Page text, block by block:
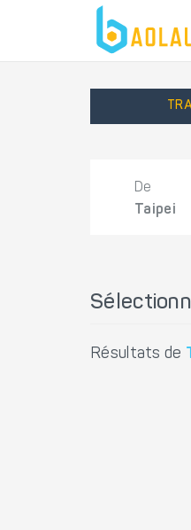
De
Taipei
Résultats de